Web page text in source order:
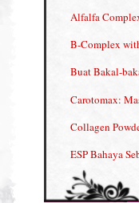
Alfalfa
B-Complex
Buat Bakal-
Carotomax:
Collagen
ESP Bahaya
ESP Produk